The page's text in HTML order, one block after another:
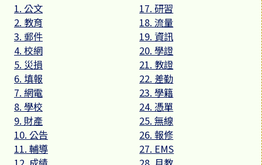
1. 公文
2. 教育
3. 郵件
4. 校網
5. 災損
6. 填報
7. 網電
8. 學校
9. 財產
10. 公告
11. 輔導
17. 研習
18. 流量
19. 資訊
20. 學證
21. 教證
22. 差勤
23. 學籍
24. 憑單
25. 無線
26. 報修
27. EMS